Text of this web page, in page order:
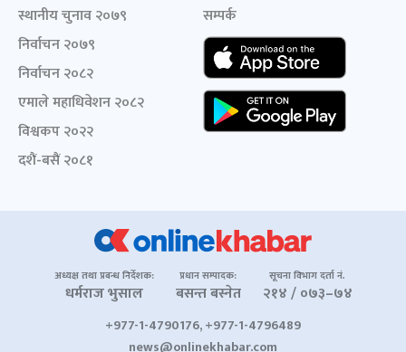
स्थानीय चुनाव २०७९
निर्वाचन २०७९
निर्वाचन २०८२
एमाले महाधिवेशन २०८२
विश्वकप २०२२
दशैं-बसैं २०८१
सम्पर्क
अध्यक्ष तथा प्रबन्ध निर्देशक:
धर्मराज भुसाल
प्रधान सम्पादक:
बसन्त बस्नेत
सूचना विभाग दर्ता नं.
२१४ / ०७३–७४
+977-1-4790176, +977-1-4796489
news@onlinekhabar.com